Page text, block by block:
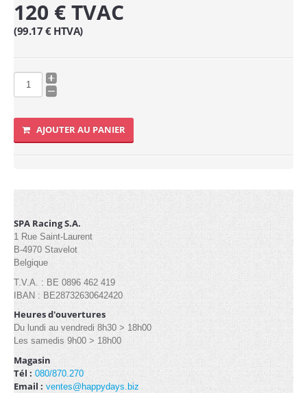
Industrielle
3mx2m (7)
3mx3m (8)
4mx4m (6)
6mx4m (4pieds) (7)
6m Hexagonale (6)
8mx4m (6)
Express
1.8x1.8m (1)
LOCATION
3x3m (3)
120 € TVAC
(99.17 € HTVA)
AJOUTER AU PANIER
SPA Racing S.A.
1 Rue Saint-Laurent
B-4970 Stavelot
Belgique
T.V.A. : BE 0896 462 419
IBAN : BE28732630642420
Heures d'ouvertures
Du lundi au vendredi 8h30 > 18h00
Les samedis 9h00 > 18h00
Magasin
Tél : 080/870.270
Email : ventes@happydays.biz